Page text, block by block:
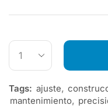
Tags: ajuste,
mantenimiento,